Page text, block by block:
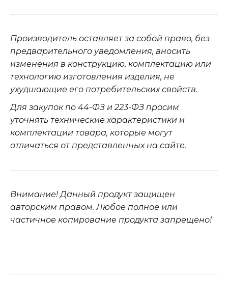
Производитель оставляет за собой право, без
предварительного уведомления, вносить
изменения в конструкцию, комплектацию или
технологию изготовления изделия, не
ухудшающие его потребительских свойств.
Для закупок по 44-ФЗ и 223-ФЗ просим
уточнять технические характеристики и
комплектации товара, которые могут
отличаться от представленных на сайте.
Внимание! Данный продукт защищен
авторским правом. Любое полное или
частичное копирование продукта запрещено!